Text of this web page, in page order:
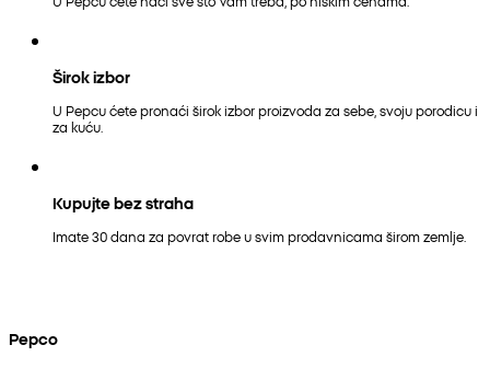
Širok izbor
U Pepcu ćete pronaći širok izbor proizvoda za sebe, svoju porodicu i
za kuću.
Kupujte bez straha
Imate 30 dana za povrat robe u svim prodavnicama širom zemlje.
Pepco